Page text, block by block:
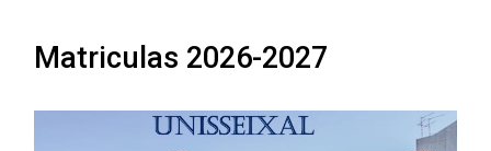
Matriculas 2026-2027